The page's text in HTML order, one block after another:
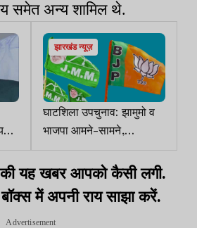
समेत अन्य शामिल थे.
झारखंड न्यूज़
घाटशिला उपचुनाव: झामुमो व
भाजपा आमने-सामने,
उम्मीदवारों को लेकर अटकलें
तेज
यह खबर आपको कैसी लगी.
में अपनी राय साझा करें.
Advertisement